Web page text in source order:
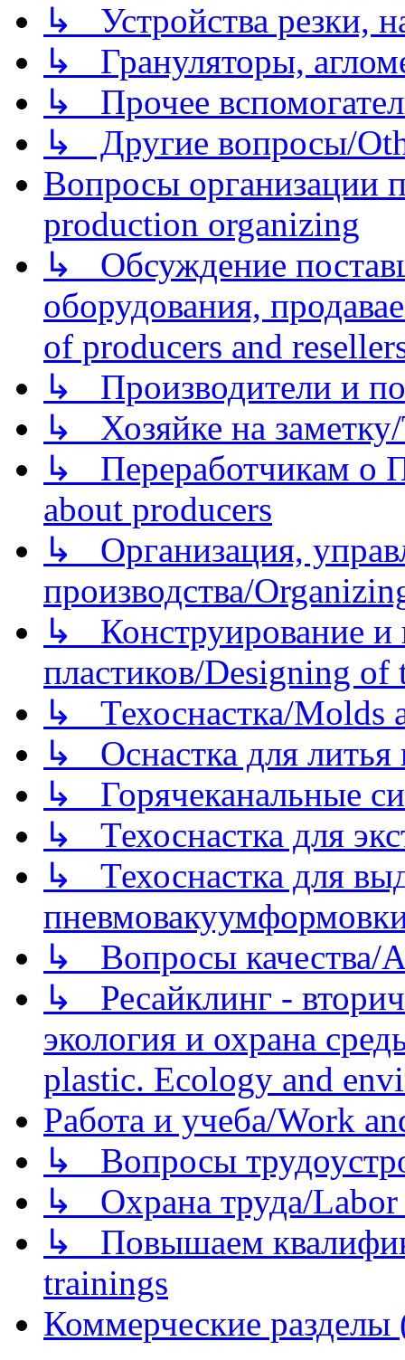
↳ Устройства резки,
↳ Грануляторы,
↳ Прочее
↳ Другие вопросы/
Вопросы организации
production organizing
↳ Обсуждение
оборудования,
of producers and
↳ Производители и
↳ Хозяйке на
↳ Переработчикам о
about producers
↳ Организация,
производства/
↳ Конструирование и
пластиков/Designing of
↳ Техоснастка/Molds
↳ Оснастка для литья
↳ Горячеканальные
↳ Техоснастка для
↳ Техоснастка для
↳ Вопросы качества/
↳ Ресайклинг -
экология и охрана
plastic. Ecology and
Работа и учеба/Work
↳ Вопросы
↳ Охрана труда/Labor
↳ Повышаем
trainings
Коммерческие